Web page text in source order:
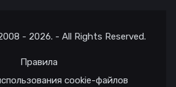
- 2026. - All Rights Reserved.
Правила
cookie-файлов